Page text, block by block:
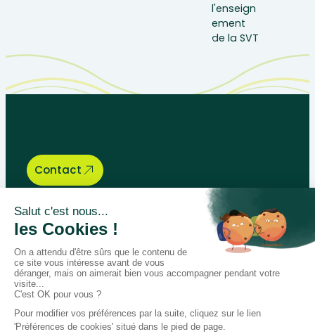
Contact
Bégénat
Level of education
News
Return policy
100% secure payment